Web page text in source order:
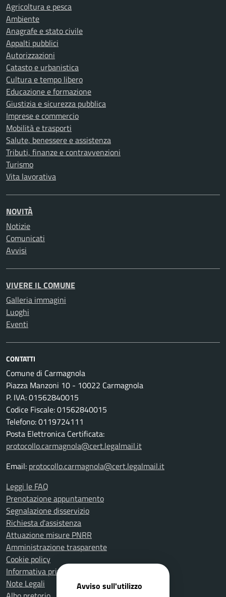
Agricoltura e pesca
Ambiente
Anagrafe e stato civile
Appalti pubblici
Autorizzazioni
Catasto e urbanistica
Cultura e tempo libero
Educazione e formazione
Giustizia e sicurezza pubblica
Imprese e commercio
Mobilità e trasporti
Salute, benessere e assistenza
Tributi, finanze e contravvenzioni
Turismo
Vita lavorativa
NOVITÀ
Notizie
Comunicati
Avvisi
VIVERE IL COMUNE
Galleria immagini
Luoghi
Eventi
CONTATTI
Comune di Carmagnola
Piazza Manzoni 10 - 10022 Carmagnola
P. IVA: 01562840015
Codice Fiscale: 01562840015
Telefono: 0119724111
Posta Elettronica Certificata:
protocollo.carmagnola@cert.legalmail.it
Email: protocollo.carmagnola@cert.legalmail.it
Leggi le FAQ
Prenotazione appuntamento
Segnalazione disservizio
Richiesta d'assistenza
Attuazione misure PNRR
Amministrazione trasparente
Cookie policy
Informativa privacy
Note Legali
Avviso sull'utilizzo